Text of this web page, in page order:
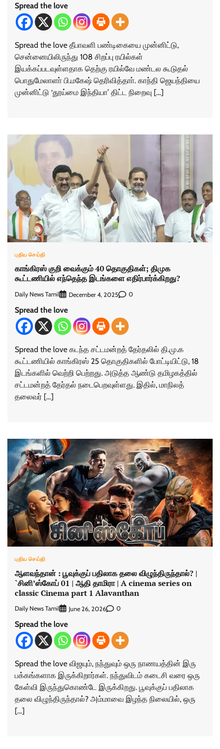
Spread the love
Spread the love தீபாவளி பண்டிகையை முன்னிட்டு,
சென்னையிலிருந்து 108 சிறப்பு ரயில்கள்
இயக்கப்படவுள்ளதாக தெற்கு ரயில்வே மண்டல கூடுதல்
பொதுமேலாளா் பி.மகேஷ் தெரிவித்தாா். காந்தி ஜெயந்தியை
முன்னிட்டு ‘தூய்மை இந்தியா’ திட்ட நிறைவு […]
புதிய செய்தி
காங்கிரஸ் குறி வைக்கும் 40 தொகுதிகள்; திமுக
கூட்டணியில் எந்தெந்த இடங்களை எதிர்பார்க்கிறது?
Daily News Tamil December 4, 2025 0
Spread the love
Spread the love கடந்த சட்டமன்றத் தேர்தலில் தி.மு.க
கூட்டணியில் காங்கிரஸ் 25 தொகுதிகளில் போட்டியிட்டு, 18
இடங்களில் வெற்றி பெற்றது. அடுத்த ஆண்டு தமிழகத்தில்
சட்டமன்றத் தேர்தல் நடைபெறவுள்ளது. இதில், மாநிலத்
தலைவர் […]
புதிய செய்தி
ஆளவந்தான் : பூவுக்குப் பதிலாக தலை விழுந்திருந்தால்? |
`சினி’ஸ்கோப் 01 | ஆதி தாமிரா | A cinema series on
classic Cinema part 1 Alavanthan
Daily News Tamil June 26, 2026 0
Spread the love
Spread the love விஜயும், நந்துவும் ஒரு நாணயத்தின் இரு
பக்கங்களாக இருக்கிறார்கள். நந்துவிடம் கடைசி வரை ஒரு
கேள்வி இருந்துகொண்டே இருக்கிறது. பூவுக்குப் பதிலாக
தலை விழுந்திருந்தால்? அம்மாவை இழந்த நிலையில், ஒரு
[…]